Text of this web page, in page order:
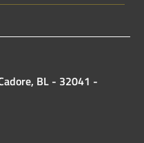
BL - 32041 -